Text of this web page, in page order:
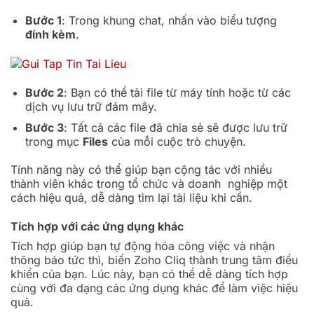
Bước 1: Trong khung chat, nhấn vào biểu tượng
đính kèm.
Bước 2: Bạn có thể tải file từ máy tính hoặc từ các
dịch vụ lưu trữ đám mây.
Bước 3: Tất cả các file đã chia sẻ sẽ được lưu trữ
trong mục Filescủa mỗi cuộc trò chuyện.
Tính năng này có thể giúp bạn cộng tác với nhiều
thành viên khác trong tổ chức và doanh nghiệp một
cách hiệu quả, dễ dàng tìm lại tài liệu khi cần.
Tích hợp với các ứng dụng khác
Tích hợp giúp bạn tự động hóa công việc và nhận
thông báo tức thì, biến Zoho Cliq thành trung tâm điều
khiển của bạn. Lúc này, bạn có thể dễ dàng tích hợp
cùng với đa dạng các ứng dụng khác để làm việc hiệu
quả.